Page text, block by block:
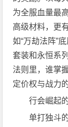
为全服血量最
高级材料，更
如“万劫法阵”
套装和永恒系
法则里，谁掌
定价权与战力
行会崛起的
单打独斗的